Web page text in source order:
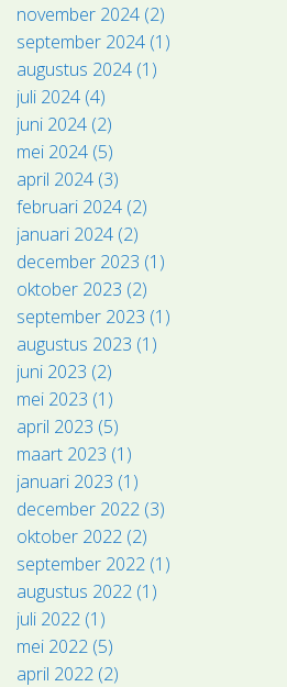
november 2024 (2)
september 2024 (1)
augustus 2024 (1)
juli 2024 (4)
juni 2024 (2)
mei 2024 (5)
april 2024 (3)
februari 2024 (2)
januari 2024 (2)
december 2023 (1)
oktober 2023 (2)
september 2023 (1)
augustus 2023 (1)
juni 2023 (2)
mei 2023 (1)
april 2023 (5)
maart 2023 (1)
januari 2023 (1)
december 2022 (3)
oktober 2022 (2)
september 2022 (1)
augustus 2022 (1)
juli 2022 (1)
mei 2022 (5)
april 2022 (2)